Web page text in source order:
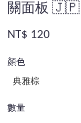
關面板 🇯🇵
NT$ 120
顏色
數量